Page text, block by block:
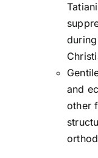
and
other